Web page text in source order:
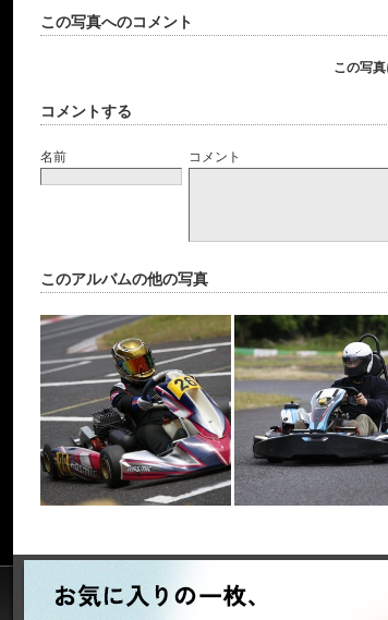
この写真へのコメント
この写
コメントする
名前 コメント
このアルバムの他の写真